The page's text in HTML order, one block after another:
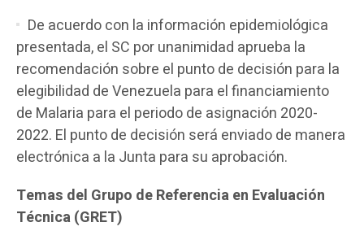
De acuerdo con la información epidemiológica
presentada, el SC por unanimidad aprueba la
recomendación sobre el punto de decisión para la
elegibilidad de Venezuela para el financiamiento
de Malaria para el periodo de asignación 2020-
2022. El punto de decisión será enviado de manera
electrónica a la Junta para su aprobación.
Temas del Grupo de Referencia en Evaluación
Técnica (GRET)